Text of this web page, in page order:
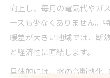
向上し、毎月の電気代やガ
ースも少なくありません。
暖差が大きい地域では、断
と経済性に直結します。
具体的には、窓の高断熱化